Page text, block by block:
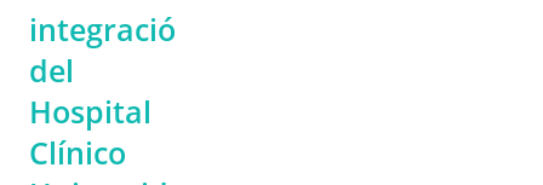
integración
del
Hospital
Clínico